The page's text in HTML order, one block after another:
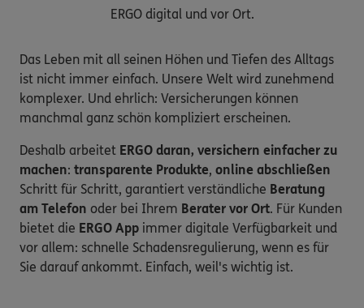
ERGO digital und vor Ort.
Das Leben mit all seinen Höhen und Tiefen des Alltags
ist nicht immer einfach. Unsere Welt wird zunehmend
komplexer. Und ehrlich: Versicherungen können
manchmal ganz schön kompliziert erscheinen.
Deshalb arbeitet ERGO daran, versichern einfacher zu
machen: transparente Produkte, online abschließen
Schritt für Schritt, garantiert verständliche Beratung
am Telefon oder bei Ihrem Berater vor Ort. Für Kunden
bietet die ERGO App immer digitale Verfügbarkeit und
vor allem: schnelle Schadensregulierung, wenn es für
Sie darauf ankommt. Einfach, weil's wichtig ist.